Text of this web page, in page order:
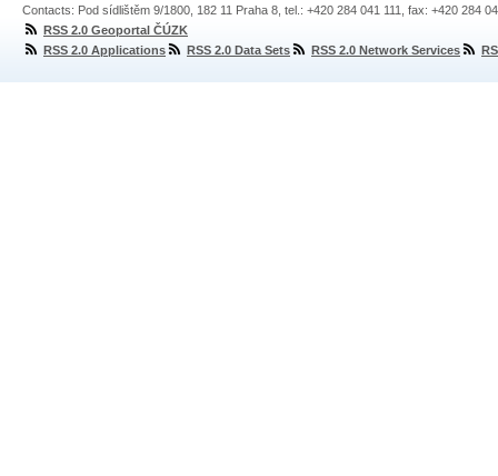
Contacts: Pod sídlištěm 9/1800, 182 11 Praha 8, tel.: +420 284 041 111, fax: +420 284
RSS 2.0 Geoportal ČÚZK
RSS 2.0 Applications
RSS 2.0 Data Sets RSS 2.0 Network Services